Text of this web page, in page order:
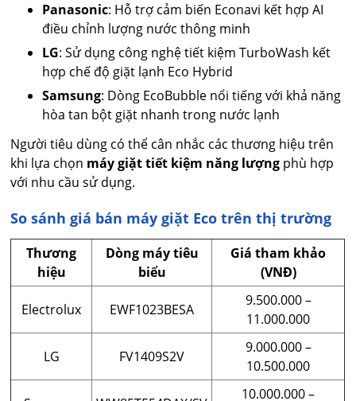
Panasonic: Hỗ trợ cảm biến Econavi kết hợp AI
điều chỉnh lượng nước thông minh
LG: Sử dụng công nghệ tiết kiệm TurboWash kết
hợp chế độ giặt lạnh Eco Hybrid
Samsung: Dòng EcoBubble nổi tiếng với khả năng
hòa tan bột giặt nhanh trong nước lạnh
Người tiêu dùng có thể cân nhắc các thương hiệu trên
khi lựa chọn máy giặt tiết kiệm năng lượng phù hợp
với nhu cầu sử dụng.
So sánh giá bán máy giặt Eco trên thị trường
Thương
hiệu
Dòng máy tiêu
biểu
Giá tham khảo
(VNĐ)
Electrolux EWF1023BESA
9.500.000 –
11.000.000
LG FV1409S2V
9.000.000 –
10.500.000
10.000.000 –